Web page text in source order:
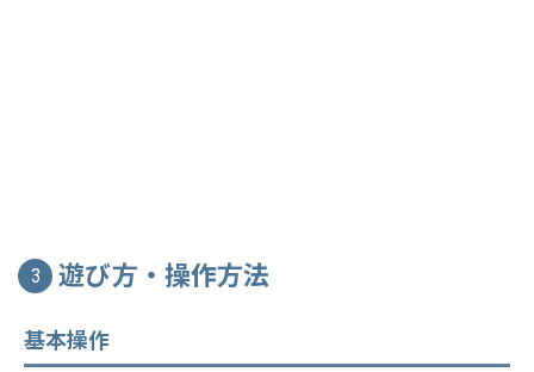
3 遊び方・操作方法
基本操作